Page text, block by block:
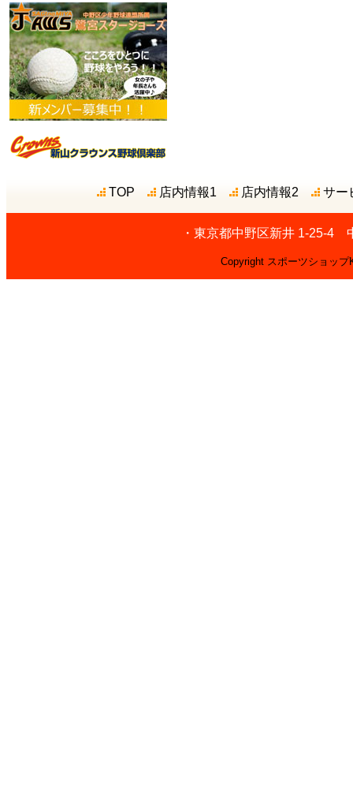
TOP 店内情報1 店内情報2 サー
・東京都中野区新井 1-25-4
Copyright スポーツショッ